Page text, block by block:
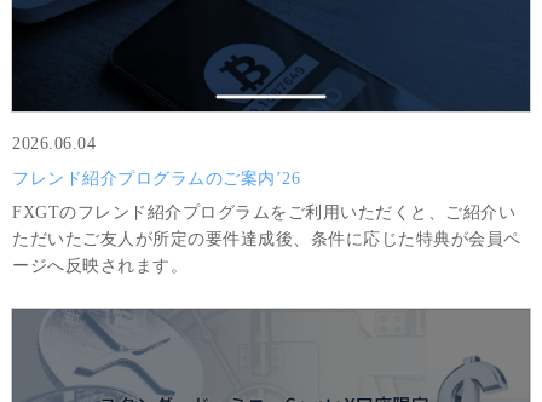
2026.06.04
フレンド紹介プログラムのご案内’26
FXGTのフレンド紹介プログラムをご利用いただくと、ご紹介い
ただいたご友人が所定の要件達成後、条件に応じた特典が会員ペ
ージへ反映されます。